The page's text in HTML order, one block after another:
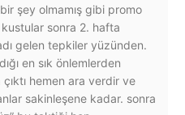
şey olmamış gibi promo
kustular sonra 2. hafta
gelen tepkiler yüzünden.
en sık önlemlerden
hemen ara verdir ve
sakinleşene kadar. sonra